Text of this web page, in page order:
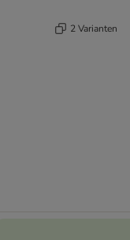
2 Varianten